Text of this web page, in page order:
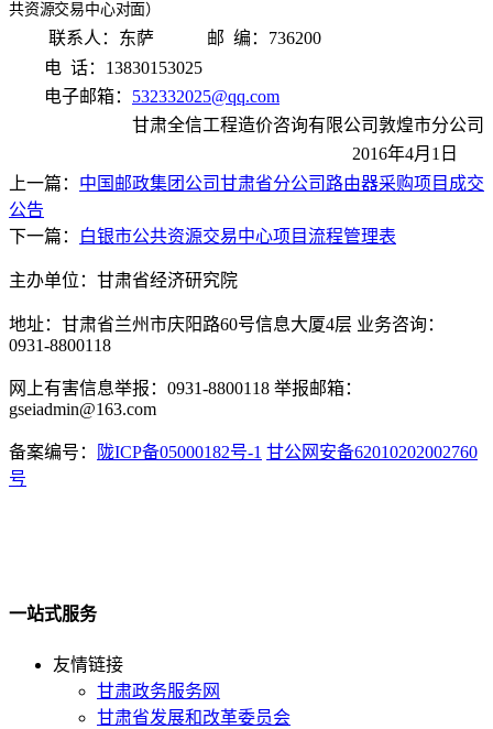
共资源交易中心对面）
联系人： 东萨邮 编：736200
电 话： 13830153025
电子邮箱： 532332025@qq.com
甘肃全信工程造价咨询有限公司敦煌市分公司
2016年4月 1 日
上一篇： 中国邮政集团公司甘肃省分公司路由器采购项目成交
公告
下一篇：
白银市公共资源交易中心项目流程管理表
主办单位：甘肃省经济研究院
地址：甘肃省兰州市庆阳路60号信息大厦4层 业务咨询：
0931-8800118
网上有害信息举报：0931-8800118 举报邮箱：
gseiadmin@163.com
备案编号： 陇ICP备05000182号-1 甘公网安备62010202002760
号
一站式服务
友情链接
甘肃政务服务网
甘肃省发展和改革委员会